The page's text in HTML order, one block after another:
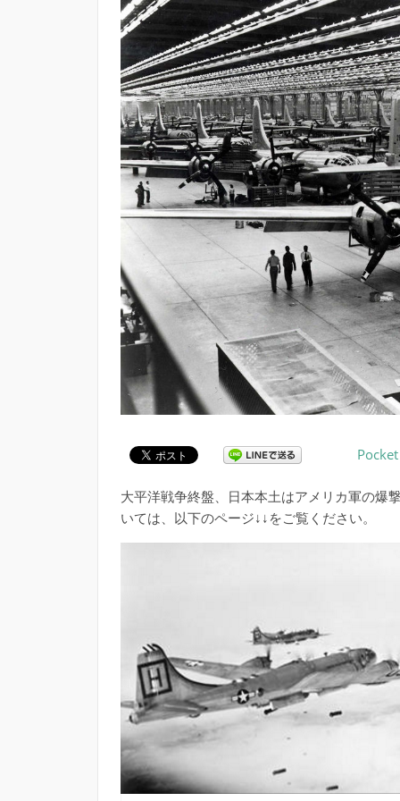
Pocket
大平洋戦争終盤、日本本土はアメリカ軍の爆
いては、以下のページ↓↓をご覧ください。